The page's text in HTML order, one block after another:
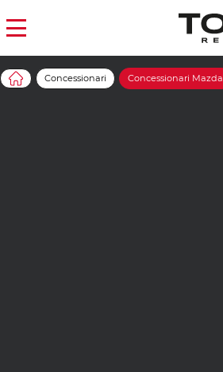
Concessionari Concessionari Mazda